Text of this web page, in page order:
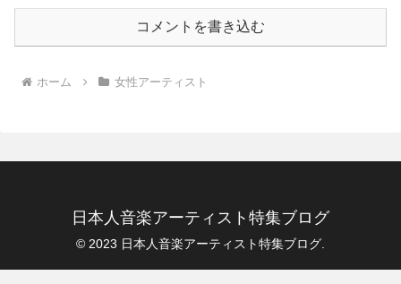
コメントを書き込む
ホーム 女性アーティスト
日本人音楽アーティスト特集ブログ
© 2023 日本人音楽アーティスト特集ブログ.